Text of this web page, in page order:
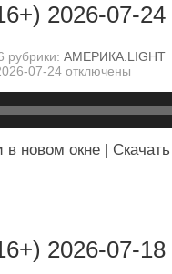
2026-07-24
рубрики: АМЕРИКА.LIGHT
07-24 отключены
в новом окне | Скачать
2026-07-18